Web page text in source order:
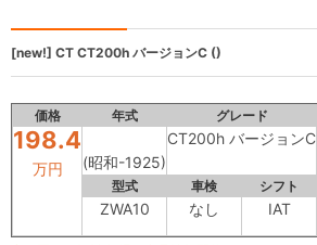
[new!] CT CT200h バージョンC ()
価格 年式 グレード
198.4
万円 (昭和-1925)
CT200h バージョンC
型式 車検 シフト
ZWA10 なし IAT